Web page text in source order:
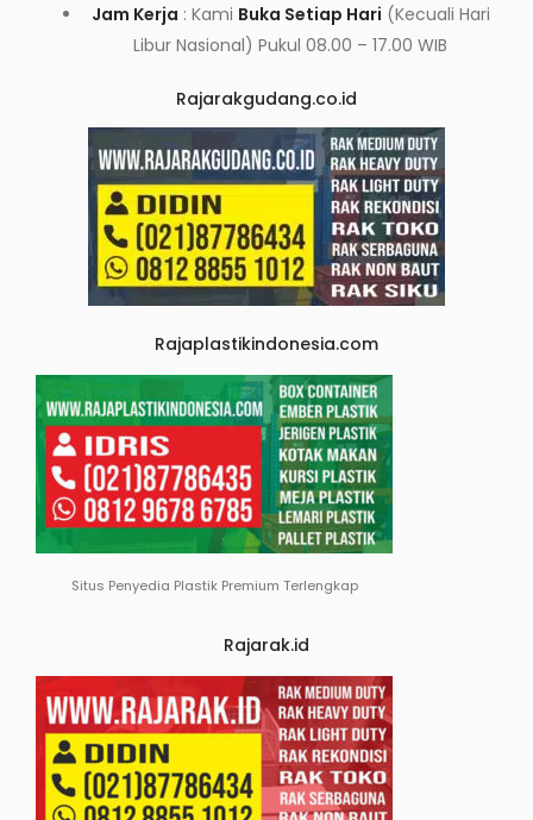
Jam Kerja : Kami Buka Setiap Hari (Kecuali Hari
Libur Nasional) Pukul 08.00 – 17.00 WIB
Rajarakgudang.co.id
Rajaplastikindonesia.com
Situs Penyedia Plastik Premium Terlengkap
Rajarak.id